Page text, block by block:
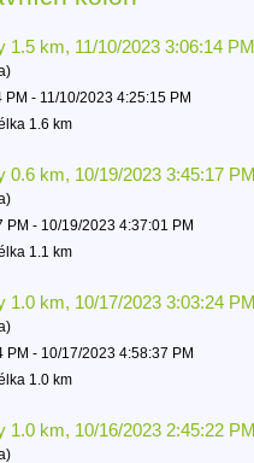
1.5 km, 11/10/2023 3:06:14 PM
- 11/10/2023 4:25:15 PM
1.6 km
0.6 km, 10/19/2023 3:45:17 PM
PM - 10/19/2023 4:37:01 PM
1.1 km
1.0 km, 10/17/2023 3:03:24 PM
PM - 10/17/2023 4:58:37 PM
1.0 km
1.0 km, 10/16/2023 2:45:22 PM